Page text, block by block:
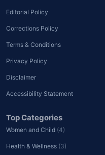
Editorial Policy
Corrections Policy
Terms & Conditions
Privacy Policy
Disclaimer
Accessibility Statement
Top Categories
Women and Child (4)
Health & Wellness (3)